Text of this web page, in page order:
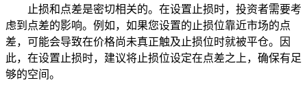
止损和点差是密切相关的。在设置止损时，投资者需要考
虑到点差的影响。例如，如果您设置的止损位靠近市场的点
差，可能会导致在价格尚未真正触及止损位时就被平仓。因
此，在设置止损时，建议将止损位设定在点差之上，确保有足
够的空间。